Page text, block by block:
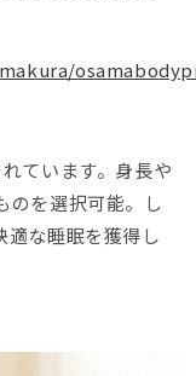
ています。身長や
のを選択可能。し
適な睡眠を獲得し